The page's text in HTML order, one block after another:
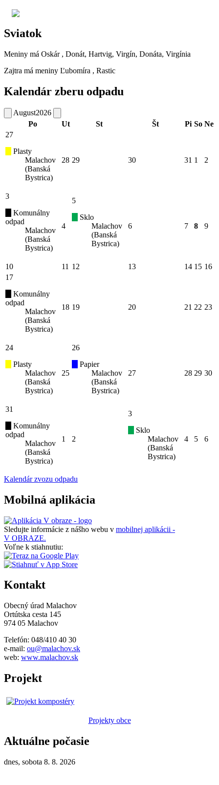
Sviatok
Meniny má Oskár , Donát, Hartvig, Virgín, Donáta, Virgínia
Zajtra má meniny Ľubomíra , Rastic
Kalendár zberu odpadu
August2026
Po
Ut St Št Pi So Ne
27
Plasty
Malachov
(Banská
Bystrica)
28 29 30 31 1 2
3
Komunálny
odpad
Malachov
(Banská
Bystrica)
4
5
Sklo
Malachov
(Banská
Bystrica)
6 7 8 9
10 11 12 13 14 15 16
17
Komunálny
odpad
Malachov
(Banská
Bystrica)
18 19 20 21 22 23
24
Plasty
Malachov
(Banská
Bystrica)
25
26
Papier
Malachov
(Banská
Bystrica)
27 28 29 30
31
Komunálny
odpad
Malachov
(Banská
Bystrica)
1 2
3
Sklo
Malachov
(Banská
Bystrica)
4 5 6
Kalendár zvozu odpadu
Mobilná aplikácia
Sledujte informácie z nášho webu v mobilnej aplikácii -
V OBRAZE.
Voľne k stiahnutiu:
Kontakt
Obecný úrad Malachov
Ortútska cesta 145
974 05 Malachov
Telefón: 048/410 40 30
e-mail: ou@malachov.sk
web: www.malachov.sk
Projekt
Projekty obce
Aktuálne počasie
dnes, sobota 8. 8. 2026